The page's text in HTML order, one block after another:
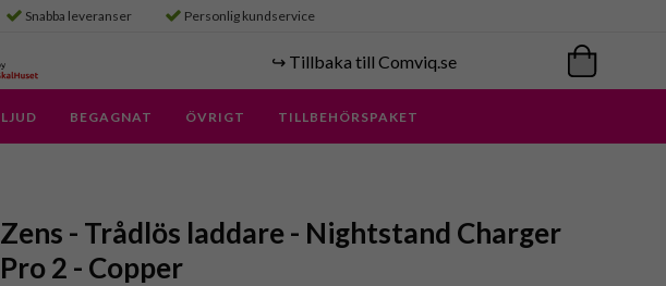
Snabba leveranser Personlig kundservice
↪️ Tillbaka till Comviq.se
LJUD BEGAGNAT ÖVRIGT TILLBEHÖRSPAKET
Zens - Trådlös laddare - Nightstand Charger
Pro 2 - Copper